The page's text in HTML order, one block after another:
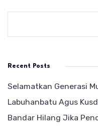
Recent Posts
Selamatkan Generasi
Labuhanbatu Agus
Bandar Hilang Jika